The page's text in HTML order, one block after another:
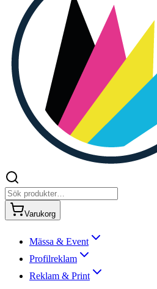
Varukorg
Mässa & Event
Profilreklam
Reklam & Print